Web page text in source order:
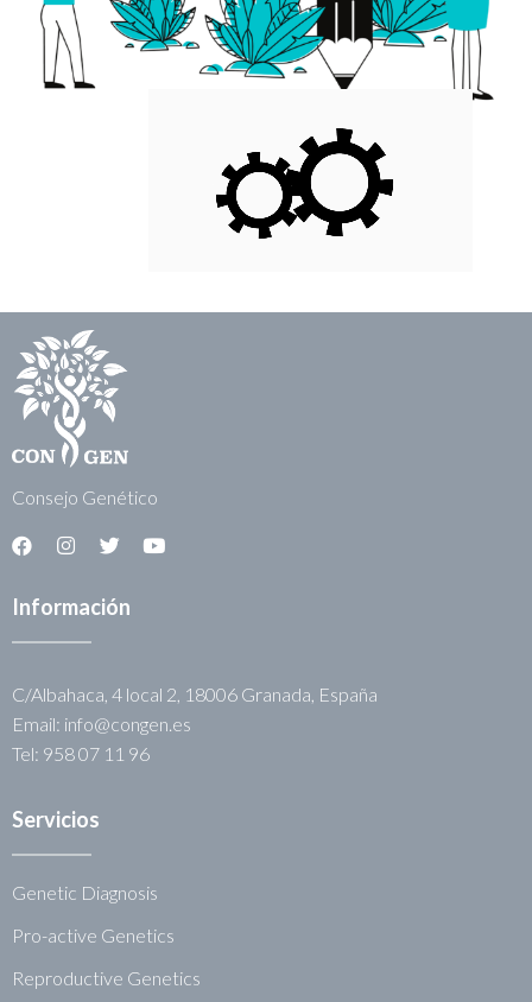
Consejo Genético
Información
C/Albahaca, 4 local 2, 18006 Granada, España
Email: info@congen.es
Tel: 958 07 11 96
Servicios
Genetic Diagnosis
Pro-active Genetics
Reproductive Genetics